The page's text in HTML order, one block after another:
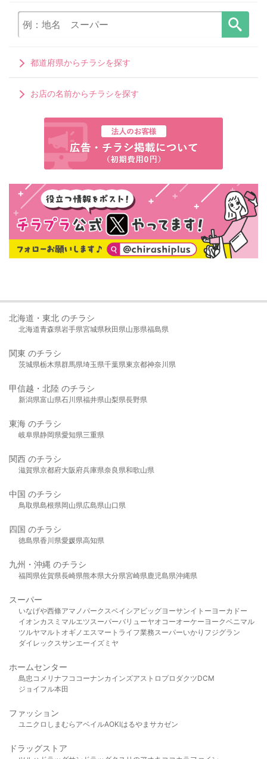
都道府県からチラシを探す
お店の名前からチラシを探す
北海道・東北 のチラシ
北海道青森県岩手県宮城県秋田県山形県福島県
関東 のチラシ
茨城県栃木県群馬県埼玉県千葉県東京都神奈川県
甲信越・北陸 のチラシ
新潟県富山県石川県福井県山梨県長野県
東海 のチラシ
岐阜県静岡県愛知県三重県
関西 のチラシ
滋賀県京都府大阪府兵庫県奈良県和歌山県
中国 のチラシ
鳥取県島根県岡山県広島県山口県
四国 のチラシ
徳島県香川県愛媛県高知県
九州・沖縄 のチラシ
福岡県佐賀県長崎県熊本県大分県宮崎県鹿児島県沖縄県
スーパー
いなげや西條アマノパークスベイシア ビッグヨーサンイトーヨーカドー
イオンカスミ マルエツスーパーバリューヤオコーオーケー ヨークベニマル
ツルヤマルト オギノ エスマート ライフ業務スーパーいかり フジグラン
ダイレックスサンエーイズミヤ
ホームセンター
島忠 コメリ ナフコ コーナンカインズアストロプロダクツDCM
ジョイフル本田
ファッション
ユニクロ しまむら アベイルAOKIはるやま サカゼン
ドラッグストア